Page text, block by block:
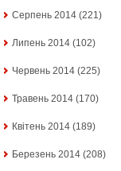
Серпень 2014 (221)
Липень 2014 (102)
Червень 2014 (225)
Травень 2014 (170)
Квітень 2014 (189)
Березень 2014 (208)